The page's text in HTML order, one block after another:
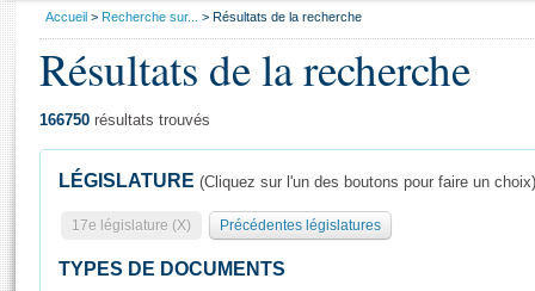
Présidence
Séance publique
Général
Rôle et pouvoirs de l'Assemblée
Visiter l'Assemblée
Vous
Accueil Recherche sur... Résultats de la recherche
Résultats de la recherche
166750 résultats trouvés
LÉGISLATURE (Cliquez sur l'un des boutons pour faire un choix)
17e législature (X) Précédentes législatures
TYPES DE DOCUMENTS